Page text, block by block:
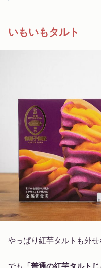
いもいもタルト
やっぱり紅芋タルトも外せ
でも